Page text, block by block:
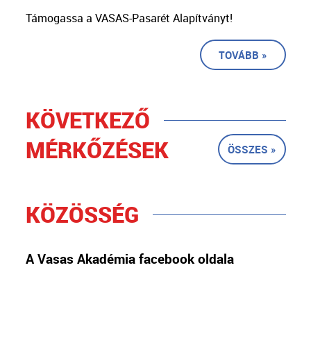
Támogassa a VASAS-Pasarét Alapítványt!
TOVÁBB »
KÖVETKEZŐ
MÉRKŐZÉSEK
ÖSSZES »
KÖZÖSSÉG
A Vasas Akadémia facebook oldala